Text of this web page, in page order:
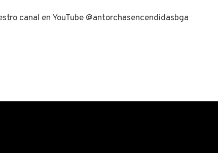
canal en YouTube @antorchasencendidasbga